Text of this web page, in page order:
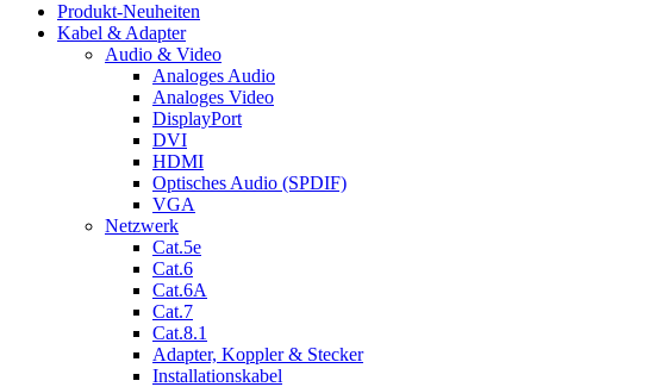
Produkt-Neuheiten
Kabel & Adapter
Audio & Video
Analoges Audio
Analoges Video
DisplayPort
DVI
HDMI
Optisches Audio (SPDIF)
VGA
Netzwerk
Cat.5e
Cat.6
Cat.6A
Cat.7
Cat.8.1
Adapter, Koppler & Stecker
Installationskabel